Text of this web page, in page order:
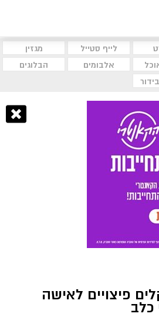
לייף סטייל
מגזין
אלבומים
הבלוגים
פיצויים לאישה
כלב